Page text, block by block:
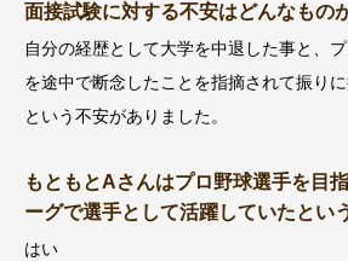
面接試験に対する不安はどんなもの
自分の経歴として大学を中退した事と、
を途中で断念したことを指摘されて振り
という不安がありました。
もともとAさんはプロ野球選手を目
ーグで選手として活躍していたとい
はい